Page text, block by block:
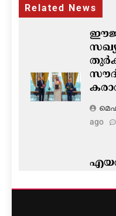
Related News
ago
എയർ